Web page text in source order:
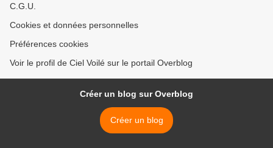
C.G.U.
Cookies et données personnelles
Préférences cookies
Voir le profil de Ciel Voilé sur le portail Overblog
Créer un blog sur Overblog
Créer un blog